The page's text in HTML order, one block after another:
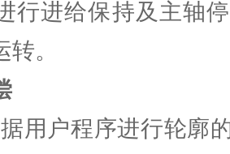
行进给保持及主轴
。
用户程序进行轮廓